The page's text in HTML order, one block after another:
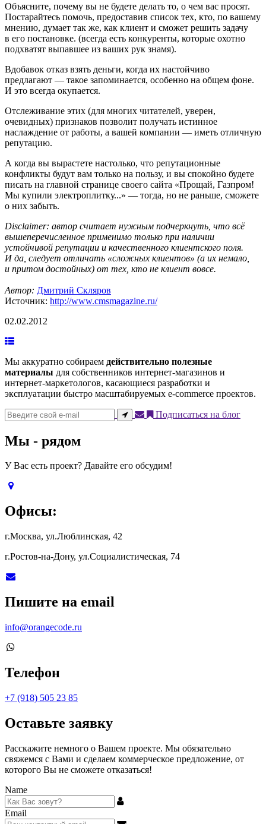
Объясните, почему вы не будете делать то, о чем вас просят.
Постарайтесь помочь, предоставив список тех, кто, по вашему
мнению, думает так же, как клиент и сможет решить задачу
в его постановке. (всегда есть конкуренты, которые охотно
подхватят выпавшее из ваших рук знамя).
Вдобавок отказ взять деньги, когда их настойчиво
предлагают — такое запоминается, особенно на общем фоне.
И это всегда окупается.
Отслеживание этих (для многих читателей, уверен,
очевидных) признаков позволит получать истинное
наслаждение от работы, а вашей компании — иметь отличную
репутацию.
А когда вы вырастете настолько, что репутационные
конфликты будут вам только на пользу, и вы спокойно будете
писать на главной странице своего сайта «Прощай, Газпром!
Мы купили электроплитку...» — тогда, но не раньше, сможете
о них забыть.
Disclaimer: автор считает нужным подчеркнуть, что всё
вышеперечисленное применимо только при наличии
устойчивой репутации и качественного клиентского поля.
И да, следует отличать «сложных клиентов» (а их немало,
и притом достойных) от тех, кто не клиент вовсе.
Автор: Дмитрий Скляров
Источник: http://www.cmsmagazine.ru/
02.02.2012
Мы аккуратно собираем действительно полезные
материалы для собственников интернет-магазинов и
интернет-маркетологов, касающиеся разработки и
эксплуатации быстро масштабируемых e-commerce проектов.
Подписаться на блог
Мы - рядом
У Вас есть проект? Давайте его обсудим!
Офисы:
г.Москва, ул.Люблинская, 42
г.Ростов-на-Дону, ул.Социалистическая, 74
Пишите на email
info@orangecode.ru
Телефон
+7 (918) 505 23 85
Оставьте заявку
Расскажите немного о Вашем проекте. Мы обязательно
свяжемся с Вами и сделаем коммерческое предложение, от
которого Вы не сможете отказаться!
Name
Email